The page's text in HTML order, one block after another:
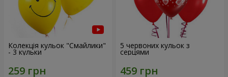
Колекція кульок "Смайлики"
- 3 кульки
5 червоних кульок з
серцями